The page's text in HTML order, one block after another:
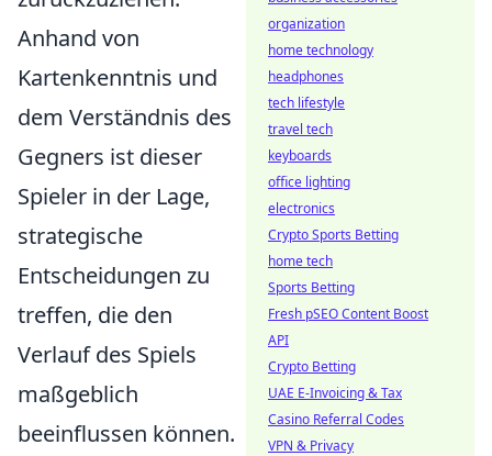
Anhand von
Kartenkenntnis und
dem Verständnis des
Gegners ist dieser
Spieler in der Lage,
strategische
Entscheidungen zu
treffen, die den
Verlauf des Spiels
maßgeblich
beeinflussen können.
organization
home technology
headphones
tech lifestyle
travel tech
keyboards
office lighting
electronics
Crypto Sports Betting
home tech
Sports Betting
Fresh pSEO Content Boost
API
Crypto Betting
UAE E-Invoicing & Tax
Casino Referral Codes
VPN & Privacy